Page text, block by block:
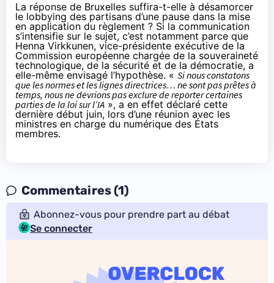
La réponse de Bruxelles suffira-t-elle à désamorcer
le lobbying des partisans d’une pause dans la mise
en application du règlement ? Si la communication
s’intensifie sur le sujet, c’est notamment parce que
Henna Virkkunen, vice-présidente exécutive de la
Commission européenne chargée de la souveraineté
technologique, de la sécurité et de la démocratie, a
elle-même envisagé l’hypothèse. « Si nous constatons
que les normes et les lignes directrices… ne sont pas prêtes à
temps, nous ne devrions pas exclure de reporter certaines
parties de la loi sur l’IA », a en effet déclaré cette
dernière début juin, lors d’une réunion avec les
ministres en charge du numérique des États
membres.
Commentaires (1)
Abonnez-vous pour prendre part au débat
Se connecter